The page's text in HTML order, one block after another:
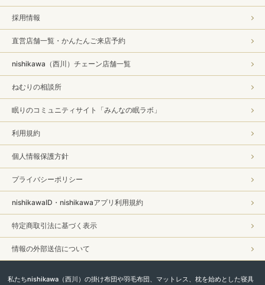
採用情報
直営店舗一覧・かんたんご来店予約
nishikawa（西川）チェーン店舗一覧
ねむりの相談所
眠りのコミュニティサイト「みんなの眠ラボ」
利用規約
個人情報保護方針
プライバシーポリシー
nishikawaID・nishikawaアプリ利用規約
特定商取引法に基づく表示
情報の外部送信について
私たちnishikawa（西川）の掛け布団や羽毛布団、マットレス、枕を始めとした寝具